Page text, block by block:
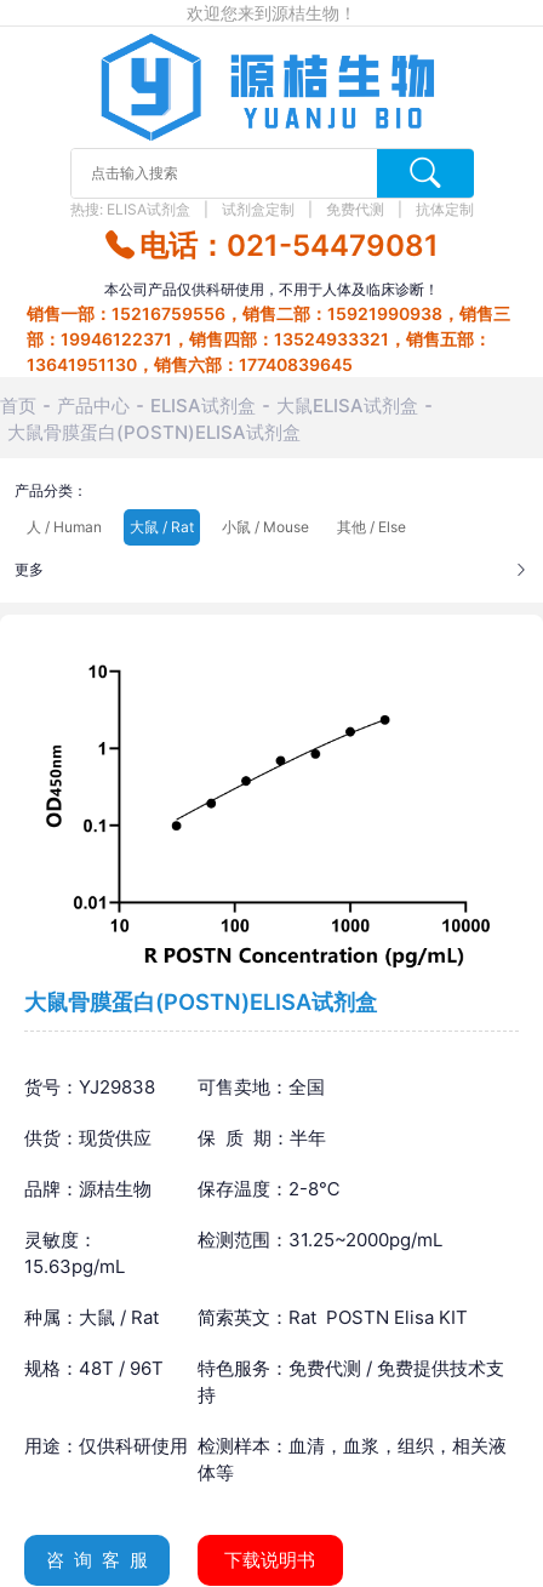
欢迎您来到源桔生物！
热搜: ELISA试剂盒 试剂盒定制 免费代测 抗体定制
电话：021-54479081
本公司产品仅供科研使用，不用于人体及临床诊断！
销售一部：15216759556，销售二部：15921990938，销售三
部：19946122371，销售四部：13524933321，销售五部：
13641951130，销售六部：17740839645
首页 产品中心 ELISA试剂盒
大鼠ELISA试剂盒
大鼠骨膜蛋白(POSTN)ELISA试剂盒
产品分类：
人 / Human
大鼠 / Rat 小鼠 / Mouse 其他 / Else
更多
大鼠骨膜蛋白(POSTN)ELISA试剂盒
货号：YJ29838 可售卖地：全国
供货：现货供应 保 质 期：半年
品牌：源桔生物 保存温度：2-8℃
灵敏度：
15.63pg/mL
检测范围：31.25~2000pg/mL
种属：大鼠 / Rat 简索英文：Rat POSTN Elisa KIT
规格：48T / 96T
特色服务：免费代测 / 免费提供技术支
持
用途：仅供科研使用 检测样本：血清，血浆，组织，相关液
体等
咨 询 客 服 下载说明书